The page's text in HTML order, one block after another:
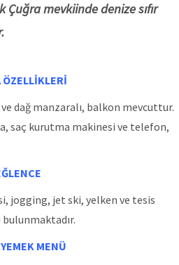
Çuğra mevkiinde denize sıfır
ÖZELLİKLERİ
dağ manzaralı, balkon mevcuttur.
saç kurutma makinesi ve telefon,
jogging, jet ski, yelken ve tesis
bulunmaktadır.
YEMEK MENÜ